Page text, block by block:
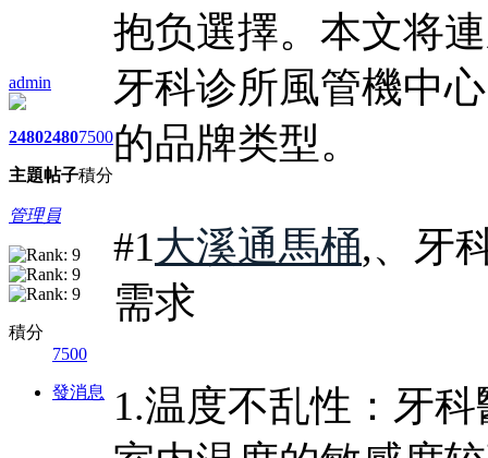
admin
2480
主題
2480
帖子
7500
積分
管理員
積分
7500
發消息
抱负選擇。本文将
牙科诊所風管機中
的品牌类型。
#1大溪通馬桶,、牙
需求
1.温度不乱性：牙